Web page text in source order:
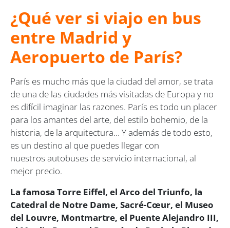
¿Qué ver si viajo en bus
entre Madrid y
Aeropuerto de París?
París es mucho más que la ciudad del amor, se trata
de una de las ciudades más visitadas de Europa y no
es difícil imaginar las razones. París es todo un placer
para los amantes del arte, del estilo bohemio, de la
historia, de la arquitectura… Y además de todo esto,
es un destino al que puedes llegar con
nuestros autobuses de servicio internacional, al
mejor precio.
La famosa Torre Eiffel, el Arco del Triunfo, la
Catedral de Notre Dame, Sacré-Cœur, el Museo
del Louvre, Montmartre, el Puente Alejandro III,